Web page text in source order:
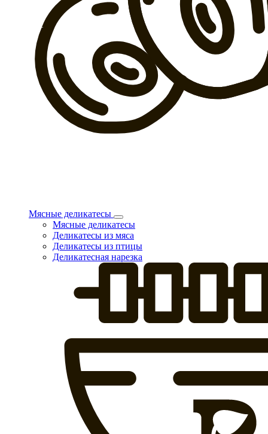
Мясные деликатесы
Мясные деликатесы
Деликатесы из мяса
Деликатесы из птицы
Деликатесная нарезка